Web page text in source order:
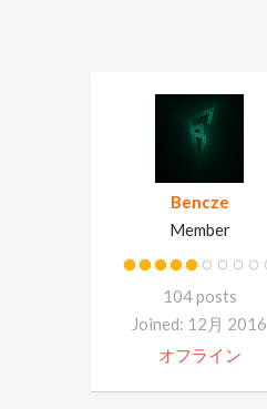
Bencze
Member
104 posts
Joined: 12月 2016
オフライン